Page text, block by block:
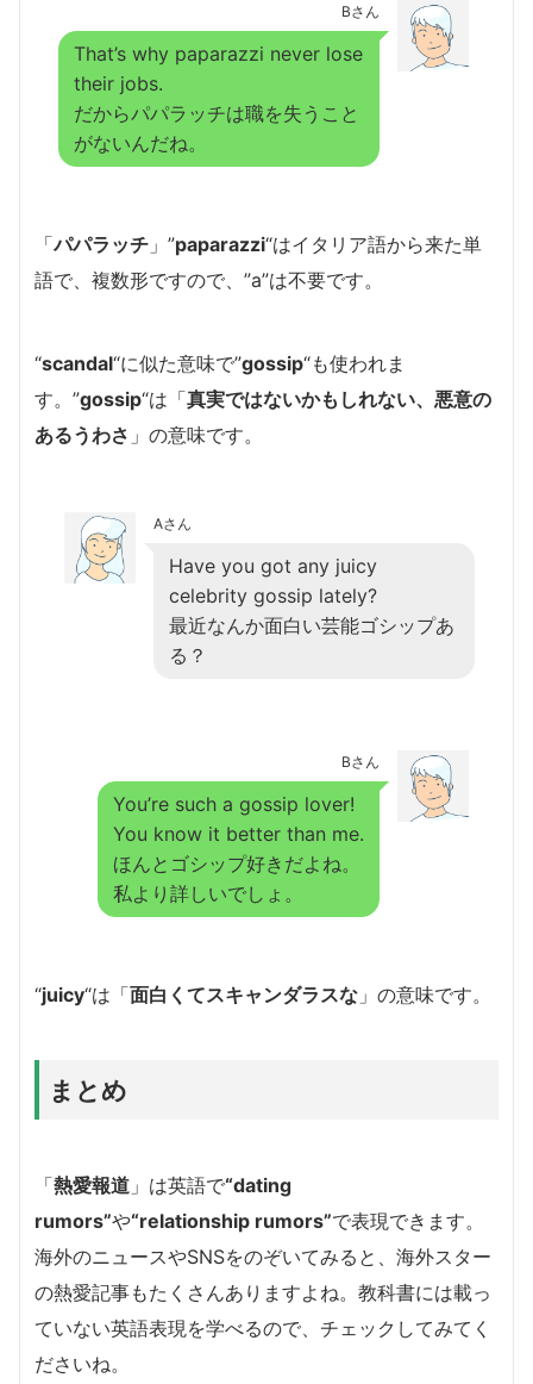
Bさん
That’s why paparazzi never lose
their jobs.
だからパパラッチは職を失うこと
がないんだね。
「パパラッチ 」”paparazzi“はイタリア語から来た単
語で、複数形ですので、”a”は不要です。
“scandal“に似た意味で”gossip“も使われま
す。”gossip“は「真実ではないかもしれない、悪意の
あるうわさ 」の意味です。
Aさん
Have you got any juicy
celebrity gossip lately?
最近なんか面白い芸能ゴシップあ
る？
Bさん
You’re such a gossip lover!
You know it better than me.
ほんとゴシップ好きだよね。
私より詳しいでしょ。
“juicy“は「面白くてスキャンダラスな 」の意味です。
まとめ
「熱愛報道 」は英語で“dating
rumors”や“relationship rumors”で表現できます。
海外のニュースやSNSをのぞいてみると、海外スター
の熱愛記事もたくさんありますよね。教科書には載っ
ていない英語表現を学べるので、チェックしてみてく
ださいね。